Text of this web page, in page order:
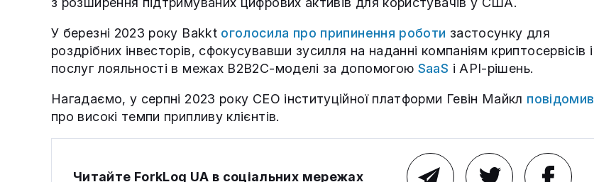
У березні 2023 року Bakkt оголосила про припинення роботи застосунку для
роздрібних інвесторів, сфокусувавши зусилля на наданні компаніям криптосервісів і
послуг лояльності в межах B2B2C-моделі за допомогою SaaS і API-рішень.
Нагадаємо, у серпні 2023 року CEO інституційної платформи Гевін Майкл повідомив
про високі темпи припливу клієнтів.
Читайте ForkLog UA в соціальних мережах